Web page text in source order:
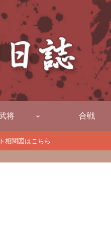
将 合戦
相関図はこちら